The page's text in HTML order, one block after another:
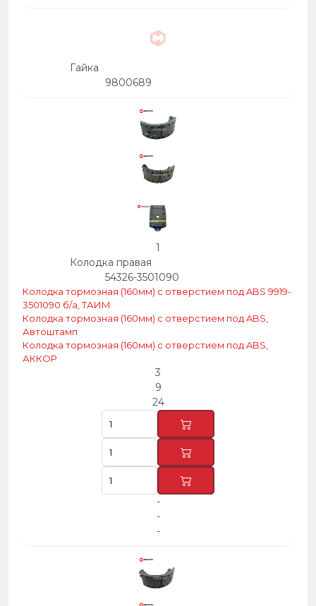
Гайка
9800689
1
Колодка правая
54326-3501090
Колодка тормозная (160мм) с отверстием под ABS 9919-
3501090 б/а, ТАИМ
Колодка тормозная (160мм) с отверстием под ABS,
Автоштамп
Колодка тормозная (160мм) с отверстием под ABS,
АККОР
3
9
24
-
-
-